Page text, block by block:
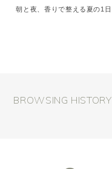
朝と夜、香りで整える夏の1日
BROWSING HISTORY